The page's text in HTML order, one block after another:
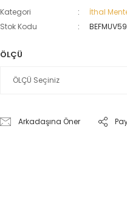
Kategori
İthal
Stok Kodu
BEFMUV59
ÖLÇÜ
Arkadaşına Öner